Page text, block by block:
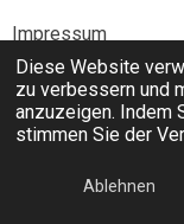
Diese Website
zu verbessern und
anzuzeigen. Indem
stimmen Sie der
Ablehnen
Impressum
Mit Unterstützung von